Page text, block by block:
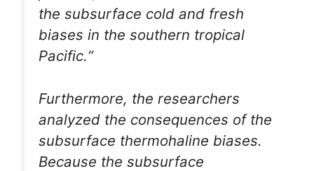
the subsurface cold and fresh
biases in the southern tropical
Pacific.“
Furthermore, the researchers
analyzed the consequences of the
subsurface thermohaline biases.
Because the subsurface